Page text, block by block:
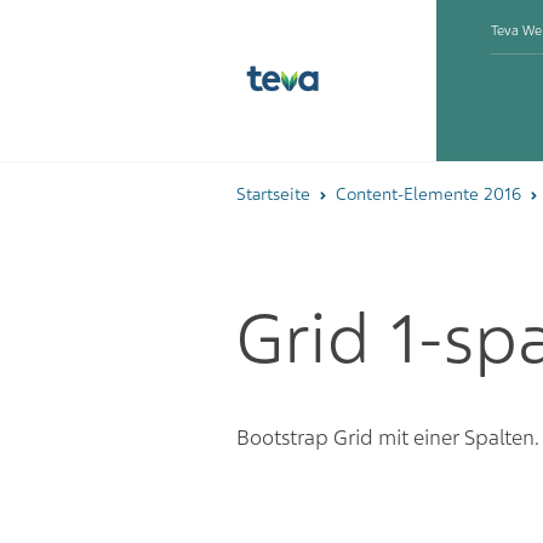
Teva
Startseite Content-Elemente 2016
Grid 1-
Bootstrap Grid mit einer